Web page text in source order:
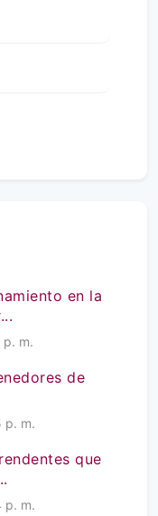
en la
m.
de
p. m.
que
p. m.